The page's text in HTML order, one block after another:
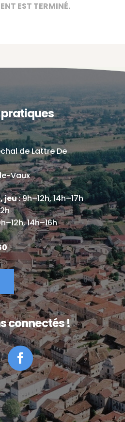
EST TERMINÉ.
de Lattre De
Vaux
jeu :9h–12h, 14h–17h
14h–16h
connectés !
Facebook